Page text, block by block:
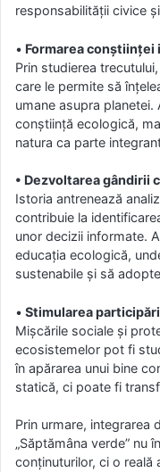
responsabilității civice
• Formarea
Prin studierea
care le permite să
umane asupra
conștiință ecologică,
natura ca parte
• Dezvoltarea gândirii
Istoria antrenează
contribuie la
unor decizii informate.
educația ecologică,
sustenabile și să
• Stimularea
Mișcările sociale și
ecosistemelor pot fi
în apărarea unui bine
statică, ci poate fi
Prin urmare, integrarea
„Săptămâna verde” nu
conținuturilor, ci o reală